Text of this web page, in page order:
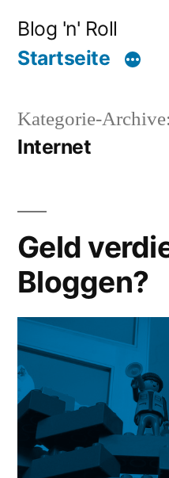
Inhalt
Blog 'n' Roll
Startseite
Kategorie-Archive:
Internet
Geld
Bloggen?